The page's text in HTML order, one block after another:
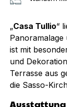
„Casa Tullio“
ist mit
und
Terrasse aus
die Sasso-
Ausstattung